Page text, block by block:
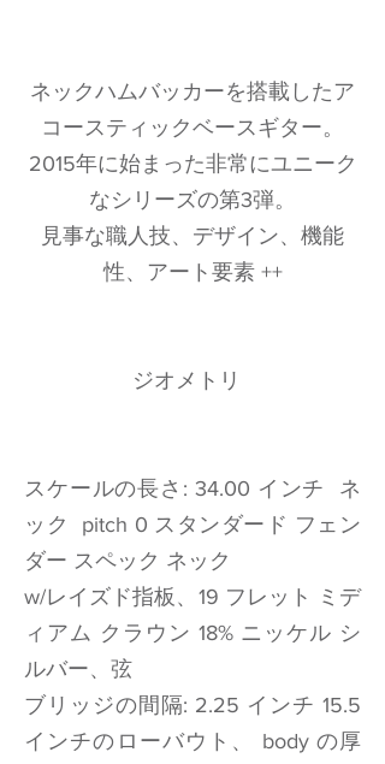
ネックハムバッカーを搭載したア
コースティックベースギター。
2015年に始まった非常にユニーク
なシリーズの第3弾。
見事な職人技、デザイン、機能
性、アート要素 ++
ジオメトリ
スケールの長さ: 34.00 インチ ネ
ック pitch 0 スタンダード フェン
ダー スペック ネック
w/レイズド指板、19 フレット ミデ
ィアム クラウン 18% ニッケル シ
ルバー、弦
ブリッジの間隔: 2.25 インチ 15.5
インチのローバウト、 body の厚